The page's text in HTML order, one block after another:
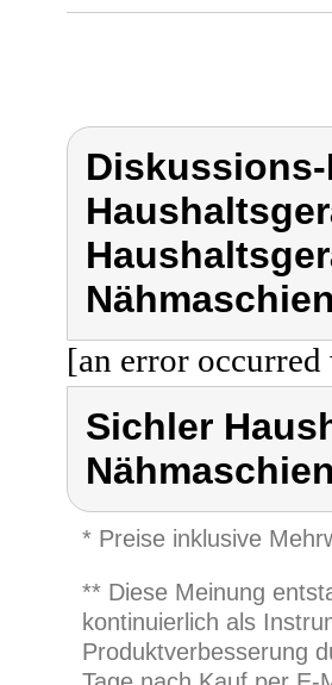
[an error
Sichler
* Preise inklusive
** Diese Meinung
kontinuierlich als
Produktverbesserung